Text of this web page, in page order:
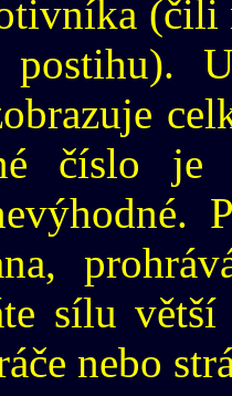
(čili
postihu).
číslo je
sílu
nebo